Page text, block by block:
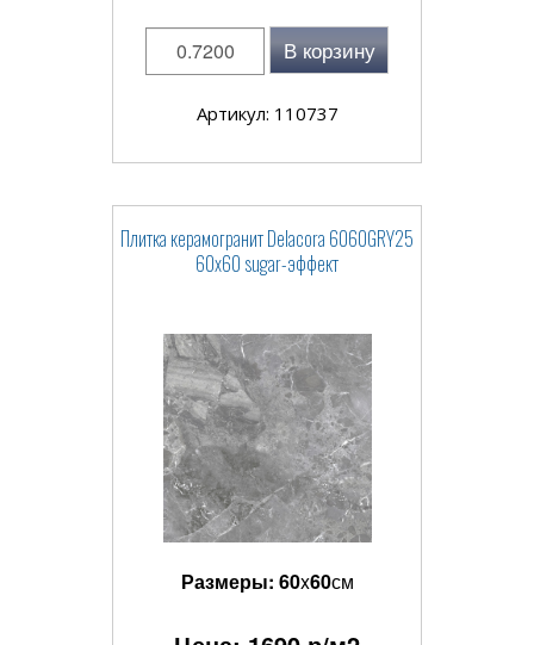
В корзину
Артикул: 110737
Плитка керамогранит Delacora 6060GRY25
60x60 sugar-эффект
Размеры: 60x60см